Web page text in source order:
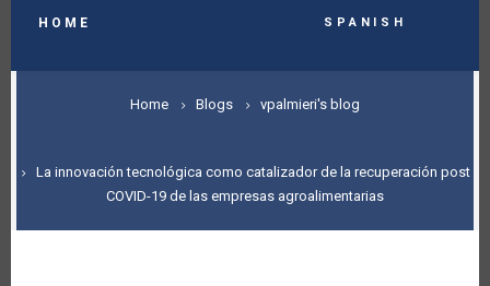
NAVIGATION
HOME Spanish
BREADCRUMB
Home Blogs vpalmieri's blog
La innovación tecnológica como catalizador de la recuperación post
COVID-19 de las empresas agroalimentarias